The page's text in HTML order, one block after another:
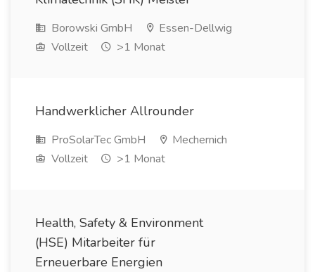
Borowski GmbH
Essen-Dellwig
Vollzeit
>1 Monat
Handwerklicher Allrounder
ProSolarTec GmbH
Mechernich
Vollzeit
>1 Monat
Health, Safety & Environment
(HSE) Mitarbeiter für
Erneuerbare Energien